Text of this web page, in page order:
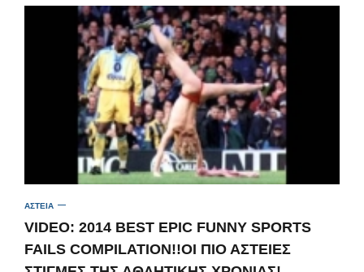
ΑΣΤΕΙΑ
VIDEO: 2014 BEST EPIC FUNNY SPORTS
FAILS COMPILATION!!OI ΠΙΟ ΑΣΤΕΙΕΣ